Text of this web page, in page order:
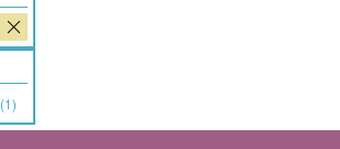
(1)